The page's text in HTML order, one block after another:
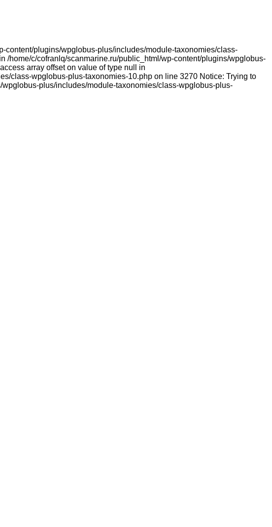
content/plugins/wpglobus-plus/includes/module-taxonomies/class-
/home/c/cofranlq/scanmarine.ru/public_html/wp-content/plugins/wpglobus-
array offset on value of type null in
class-wpglobus-plus-taxonomies-10.php on line 3270 Notice: Trying to
plus/includes/module-taxonomies/class-wpglobus-plus-